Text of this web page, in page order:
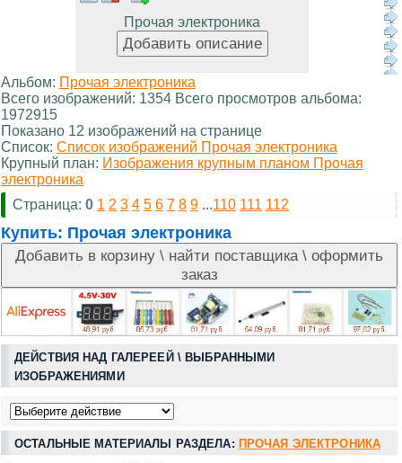
Прочая электроника
Альбом: Прочая электроника
Всего изображений: 1354 Всего просмотров альбома:
1972915
Показано 12 изображений на странице
Список: Список изображений Прочая электроника
Крупный план: Изображения крупным планом Прочая
электроника
Страница: 0 1 2 3 4 5 6 7 8 9 ...110 111 112
Купить: Прочая электроника
ДЕЙСТВИЯ НАД ГАЛЕРЕЕЙ \ ВЫБРАННЫМИ
ИЗОБРАЖЕНИЯМИ
ОСТАЛЬНЫЕ МАТЕРИАЛЫ РАЗДЕЛА: ПРОЧАЯ ЭЛЕКТРОНИКА